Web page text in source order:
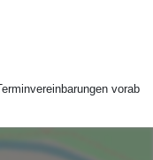
vorab